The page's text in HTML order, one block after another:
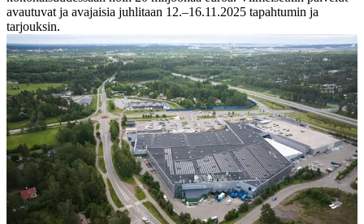
avautuvat ja avajaisia juhlitaan 12.–16.11.2025 tapahtumin ja
tarjouksin.